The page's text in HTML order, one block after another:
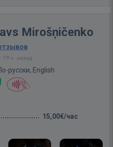
Mirošņičenko
19 ч. назад
русски, English
15,00€/час